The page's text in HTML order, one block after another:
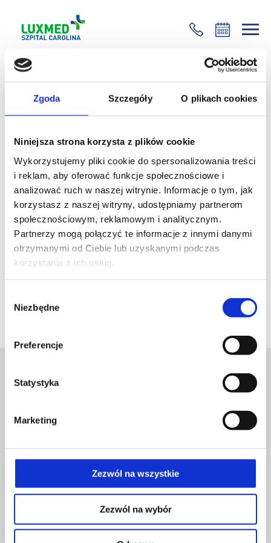
Zgoda Szczegóły O plikach cookies
Niniejsza strona korzysta z plików cookie
Wykorzystujemy pliki cookie do spersonalizowania treści
i reklam, aby oferować funkcje społecznościowe i
analizować ruch w naszej witrynie. Informacje o tym, jak
korzystasz z naszej witryny, udostępniamy partnerom
społecznościowym, reklamowym i analitycznym.
Partnerzy mogą połączyć te informacje z innymi danymi
otrzymanymi od Ciebie lub uzyskanymi podczas
korzystania z ich usług.
zgody
Niezbędne
Preferencje
Statystyka
Marketing
Zezwól na wszystkie
Zezwól na wybór
+48 22 35 58 200
Wróć
Dr n. med. Ciszkowska-Łysoń i dr
Szkoły Rezonansu
Magnetycznego
12 października 2018
W dniach 11-13.10.2018 w Jachrance odbywa się
Szkoła Rezonansu Magnetycznego . W trakcie
Sympozjum
dr n. med. Beata Ciszkowska-Łysoń wygłosi wykład nt.:
„Chrząstka w obrazach MR – ważne czy nieważne
”.
+48 22 35 58 200
© Wszelkie prawa zastrzeżone 2026